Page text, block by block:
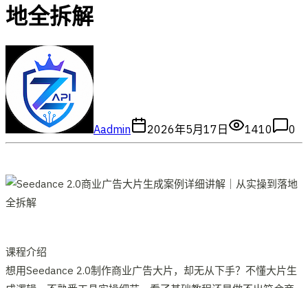
地全拆解
Aadmin 2026年5月17日 1410 0
课程介绍
想用Seedance 2.0制作商业广告大片，却无从下手？不懂大片生